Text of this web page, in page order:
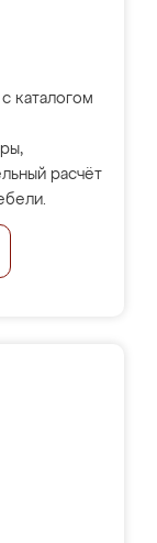
каталогом
расчёт